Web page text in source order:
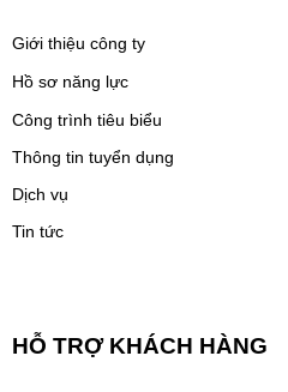
Giới thiệu công ty
Hồ sơ năng lực
Công trình tiêu biểu
Thông tin tuyển dụng
Dịch vụ
Tin tức
HỖ TRỢ KHÁCH HÀNG